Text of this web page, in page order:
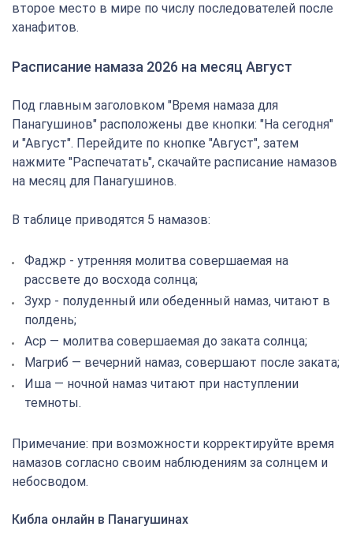
второе место в мире по числу последователей после
ханафитов.
Расписание намаза 2026 на месяц Август
Под главным заголовком "Время намаза для
Панагушинов" расположены две кнопки: "На сегодня"
и "Август". Перейдите по кнопке "Август", затем
нажмите "Распечатать", скачайте расписание намазов
на месяц для Панагушинов.
В таблице приводятся 5 намазов:
Фаджр - утренняя молитва совершаемая на
рассвете до восхода солнца;
Зухр - полуденный или обеденный намаз, читают в
полдень;
Аср — молитва совершаемая до заката солнца;
Магриб — вечерний намаз, совершают после заката;
Иша — ночной намаз читают при наступлении
темноты.
Примечание: при возможности корректируйте время
намазов согласно своим наблюдениям за солнцем и
небосводом.
Кибла онлайн в Панагушинах